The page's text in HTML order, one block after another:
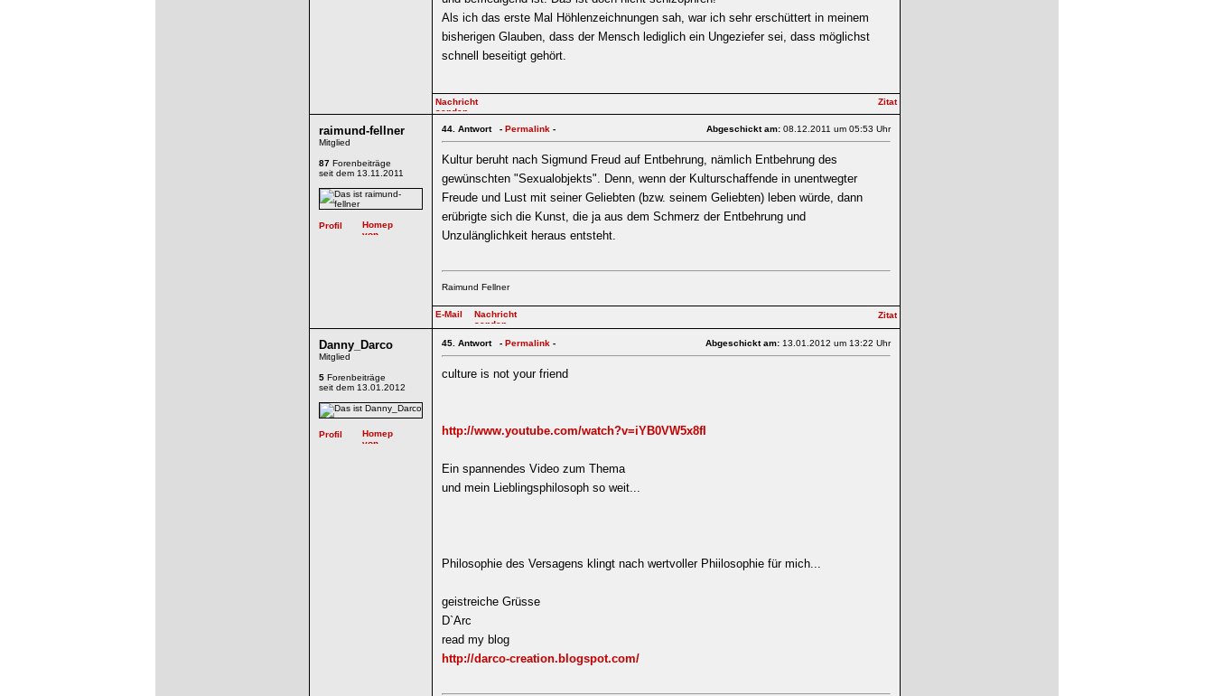
Als ich das erste Mal Höhlenzeichnungen sah, war ich sehr erschüttert in meinem
bisherigen Glauben, dass der Mensch lediglich ein Ungeziefer sei, dass möglichst
schnell beseitigt gehört.
raimund-fellner
Mitglied
87 Forenbeiträge
seit dem 13.11.2011
44. Antwort - Permalink - Abgeschickt am: 08.12.2011 um 05:53 Uhr
Kultur beruht nach Sigmund Freud auf Entbehrung, nämlich Entbehrung des
gewünschten "Sexualobjekts". Denn, wenn der Kulturschaffende in unentwegter
Freude und Lust mit seiner Geliebten (bzw. seinem Geliebten) leben würde, dann
erübrigte sich die Kunst, die ja aus dem Schmerz der Entbehrung und
Unzulänglichkeit heraus entsteht.
Raimund Fellner
Danny_Darco
Mitglied
5 Forenbeiträge
seit dem 13.01.2012
45. Antwort - Permalink - Abgeschickt am: 13.01.2012 um 13:22 Uhr
culture is not your friend
http://www.youtube.com/watch?v=iYB0VW5x8fI
Ein spannendes Video zum Thema
und mein Lieblingsphilosoph so weit...
Philosophie des Versagens klingt nach wertvoller Phiilosophie für mich...
geistreiche Grüsse
D`Arc
read my blog
http://darco-creation.blogspot.com/